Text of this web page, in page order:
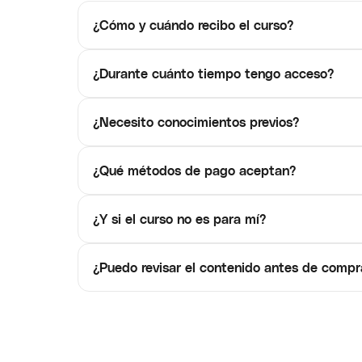
¿Cómo y cuándo recibo el curso?
¿Durante cuánto tiempo tengo acceso?
¿Necesito conocimientos previos?
¿Qué métodos de pago aceptan?
¿Y si el curso no es para mí?
¿Puedo revisar el contenido antes de